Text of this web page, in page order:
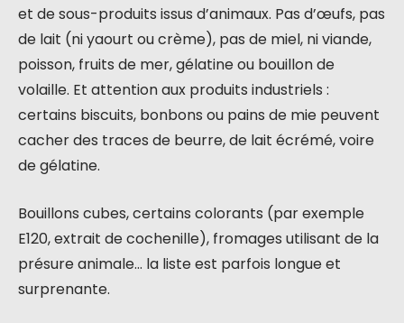
et de sous-produits issus d’animaux. Pas d’œufs, pas
de lait (ni yaourt ou crème), pas de miel, ni viande,
poisson, fruits de mer, gélatine ou bouillon de
volaille. Et attention aux produits industriels :
certains biscuits, bonbons ou pains de mie peuvent
cacher des traces de beurre, de lait écrémé, voire
de gélatine.
Bouillons cubes, certains colorants (par exemple
E120, extrait de cochenille), fromages utilisant de la
présure animale… la liste est parfois longue et
surprenante.